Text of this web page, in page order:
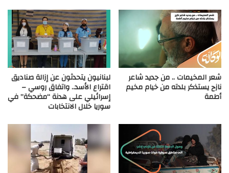
شعر المخيمات .. من جديد شاعر
نازح يستذكر بلدته من خيام مخيم
أطمة
لبنانيون يتحدثون عن إزالة صناديق
اقتراع الأسد.. واتفاق روسي –
إسرائيلي على هدنة “مضحكة” في
سوريا خلال الانتخابات